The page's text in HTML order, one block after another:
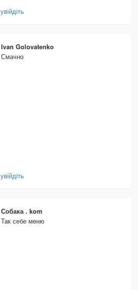
увійдіть
Ivan Golovatenko
Смачно
увійдіть
Собака . kom
Так себе меню